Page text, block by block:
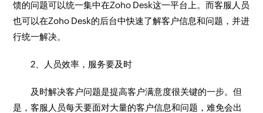
馈的问题可以统一集中在Zoho Desk这一平台上。而客服人员
也可以在Zoho Desk的后台中快速了解客户信息和问题，并进
行统一解决。
2、人员效率，服务要及时
及时解决客户问题是提高客户满意度很关键的一步。但
是，客服人员每天要面对大量的客户信息和问题，难免会出